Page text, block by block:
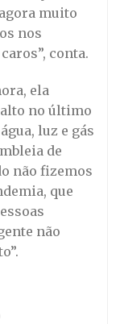
muito
nos
conta.
ela
no último
luz e gás
de
não fizemos
que
não